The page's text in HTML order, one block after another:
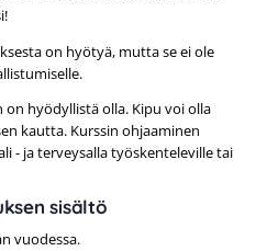
on hyötyä, mutta se ei ole
hyödyllistä olla. Kipu voi olla
kautta. Kurssin ohjaaminen
- ja terveysalla työskenteleville tai
sisältö
vuodessa.